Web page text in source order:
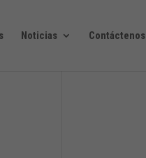
Noticias Contáctenos